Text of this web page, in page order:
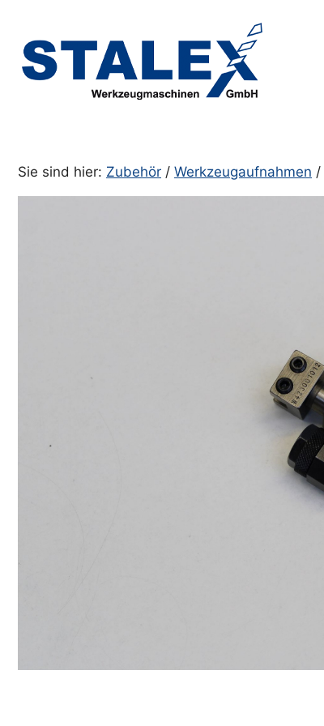
springen
Sie sind hier: Zubehör / Werkzeugaufnahmen /